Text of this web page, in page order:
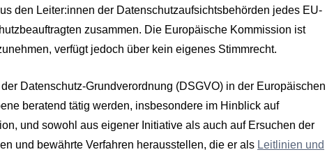
den Leiter:innen der Datenschutzaufsichtsbehörden jedes EU-
zusammen. Die Europäische Kommission ist
verfügt jedoch über kein eigenes Stimmrecht.
Datenschutz-Grundverordnung (DSGVO) in der Europäischen
beratend tätig werden, insbesondere im Hinblick auf
und sowohl aus eigener Initiative als auch auf Ersuchen der
und bewährte Verfahren herausstellen, die er als Leitlinien und